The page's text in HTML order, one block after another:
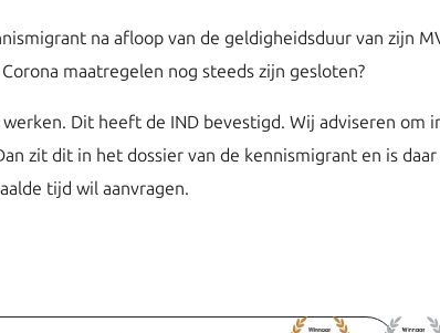
na afloop van de geldigheidsduur van zijn
maatregelen nog steeds zijn gesloten?
Dit heeft de IND bevestigd. Wij adviseren
zit dit in het dossier van de kennismigrant en is
tijd wil aanvragen.